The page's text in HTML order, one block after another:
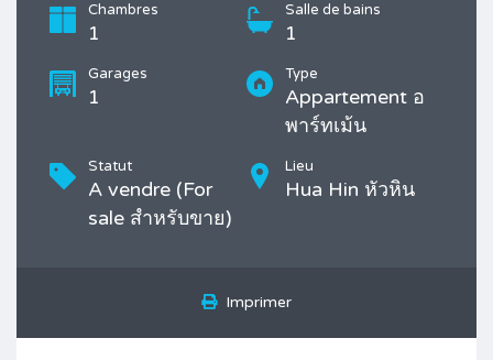
Chambres
1
Salle de bains
1
Garages
1
Type
Appartement อ
พาร์ทเม้น
Statut
A vendre (For
sale สำหรับขาย)
Lieu
Hua Hin หัวหิน
Imprimer